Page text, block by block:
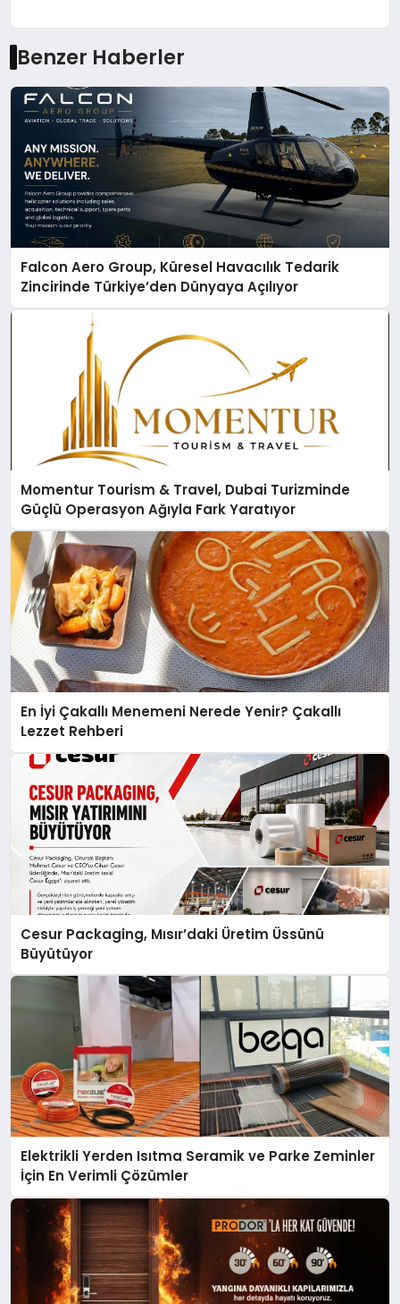
Benzer Haberler
Falcon Aero Group, Küresel Havacılık Tedarik
Zincirinde Türkiye’den Dünyaya Açılıyor
Momentur Tourism & Travel, Dubai Turizminde
Güçlü Operasyon Ağıyla Fark Yaratıyor
En İyi Çakallı Menemeni Nerede Yenir? Çakallı
Lezzet Rehberi
Cesur Packaging, Mısır’daki Üretim Üssünü
Büyütüyor
Elektrikli Yerden Isıtma Seramik ve Parke Zeminler
İçin En Verimli Çözümler